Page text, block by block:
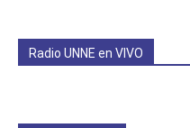
Radio UNNE en VIVO